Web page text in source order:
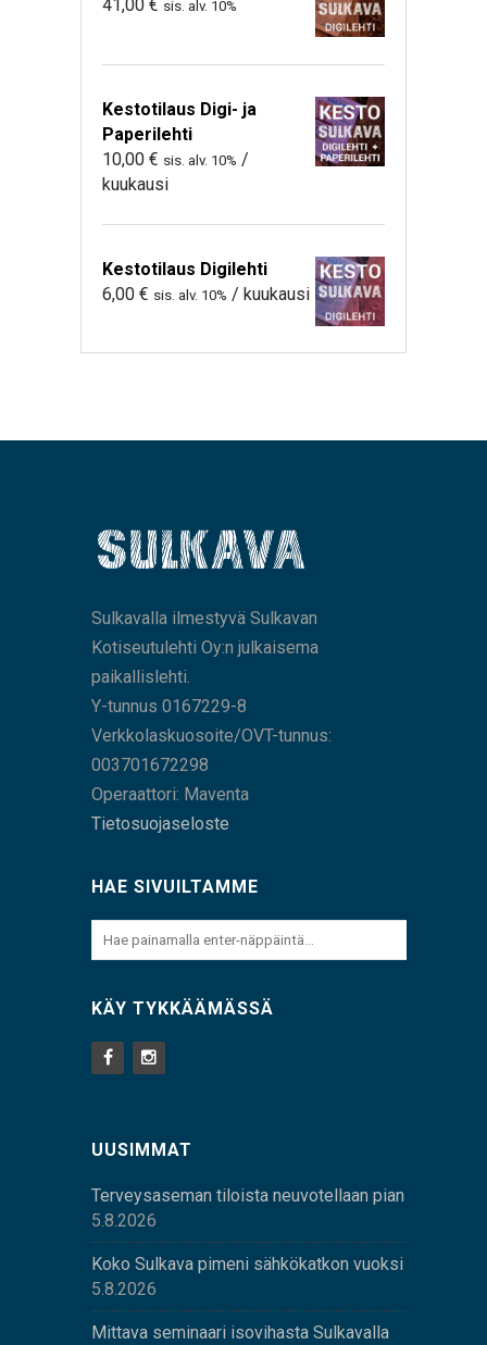
41,00 € sis. alv. 10%
Kestotilaus Digi- ja
Paperilehti
10,00 € sis. alv. 10% /
kuukausi
Kestotilaus Digilehti
6,00 € sis. alv. 10% / kuukausi
Sulkavalla ilmestyvä Sulkavan
Kotiseutulehti Oy:n julkaisema
paikallislehti.
Y-tunnus 0167229-8
Verkkolaskuosoite/OVT-tunnus:
003701672298
Operaattori: Maventa
Tietosuojaseloste
HAE SIVUILTAMME
KÄY TYKKÄÄMÄSSÄ
UUSIMMAT
Terveysaseman tiloista neuvotellaan pian
5.8.2026
Koko Sulkava pimeni sähkökatkon vuoksi
5.8.2026
Mittava seminaari isovihasta Sulkavalla